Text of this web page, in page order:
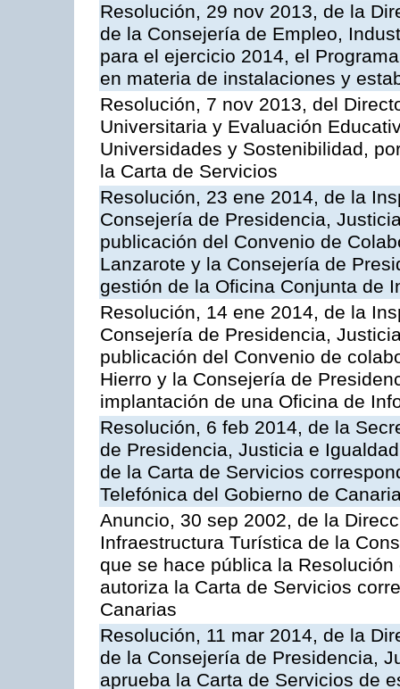
Resolución, 29 nov 2013, de la
de la Consejería de Empleo,
para el ejercicio 2014, el
en materia de instalaciones y
Resolución, 7 nov 2013, del
Universitaria y Evaluación
Universidades y Sostenibilidad,
la Carta de Servicios
Resolución, 23 ene 2014, de la
Consejería de Presidencia,
publicación del Convenio de
Lanzarote y la Consejería de
gestión de la Oficina Conjunta de
Resolución, 14 ene 2014, de la
Consejería de Presidencia,
publicación del Convenio de
Hierro y la Consejería de
implantación de una Oficina de
Resolución, 6 feb 2014, de la
de Presidencia, Justicia e
de la Carta de Servicios
Telefónica del Gobierno de
Anuncio, 30 sep 2002, de la
Infraestructura Turística de la
que se hace pública la
autoriza la Carta de Servicios
Canarias
Resolución, 11 mar 2014, de la
de la Consejería de Presidencia,
aprueba la Carta de Servicios de